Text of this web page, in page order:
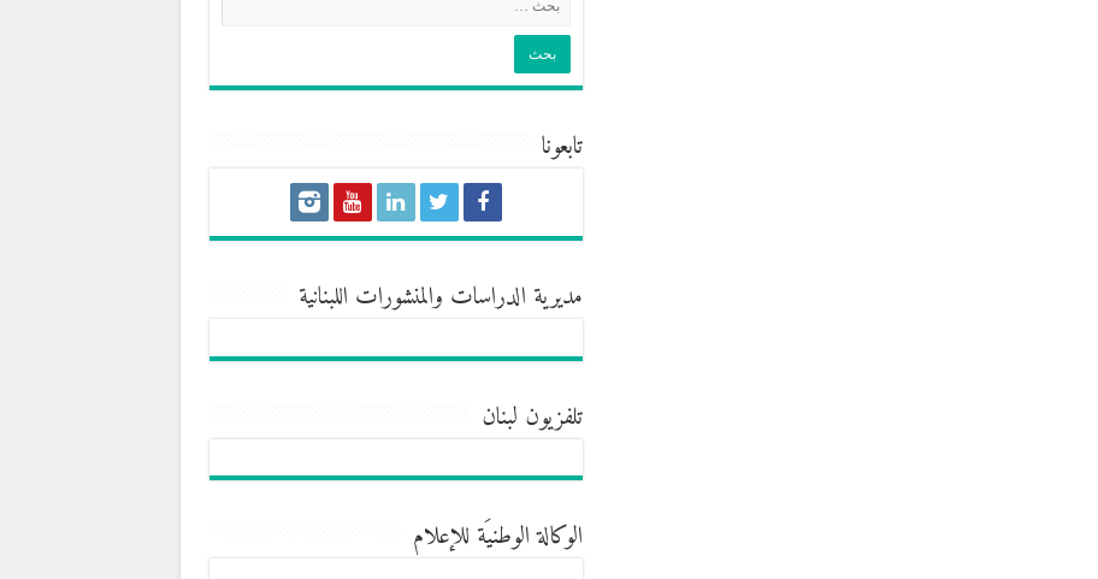
تابعونا
مديرية الدراسات والمنشورات اللبنانية
تلفزيون لبنان
الوكالة الوطنيَة للإعلام